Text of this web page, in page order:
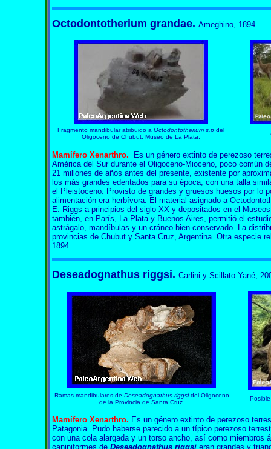
Octodontotherium grandae. Ameghino, 1894.
Fragmento mandibular atribuido a Octodontotherium s.p del
Oligoceno de Chubut. Museo de La Plata.
Mamífero Xenarthro.
Es un género extinto de perezoso
América del Sur durante el Oligoceno-Mioceno, poco común
21 millones de años antes del presente, existente por
los más grandes edentados para su época, con una talla
el Pleistoceno. Provisto de grandes y gruesos huesos por lo
alimentación era herbívora. El material asignado a
E. Riggs a principios del siglo XX y depositados en el
también, en París, La Plata y Buenos Aires, permitió el
astrágalo, mandíbulas y un cráneo bien conservado. La
provincias de Chubut y Santa Cruz, Argentina. Otra especie
1894.
Deseadognathus riggsi. Carlini y Scillato-Yané,
Ramas mandibulares de Deseadognathus riggsidel Oligoceno
de la Provincia de Santa Cruz.
Mamífero Xenarthro. Es un género extinto de perezoso
Patagonia. Pudo haberse parecido a un típico perezoso
con una cola alargada y un torso ancho, así como miembros
caniniformes de Deseadognathus riggsi eran grandes y